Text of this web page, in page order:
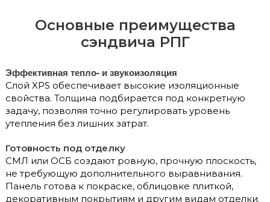
Основные преимущества
сэндвича РПГ
Эффективная тепло- и звукоизоляция
Слой XPS обеспечивает высокие изоляционные
свойства. Толщина подбирается под конкретную
задачу, позволяя точно регулировать уровень
утепления без лишних затрат.
Готовность под отделку
СМЛ или ОСБ создают ровную, прочную плоскость,
не требующую дополнительного выравнивания.
Панель готова к покраске, облицовке плиткой,
декоративным покрытиям и другим видам отделки.